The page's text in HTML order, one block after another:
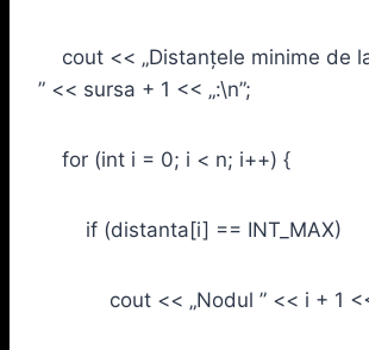
cout << „Distanțele minime de
” << sursa + 1 << „:\n”;
for (int i = 0; i < n; i++) {
if (distanta[i] == INT_MAX)
cout << „Nodul ” << i + 1 <<